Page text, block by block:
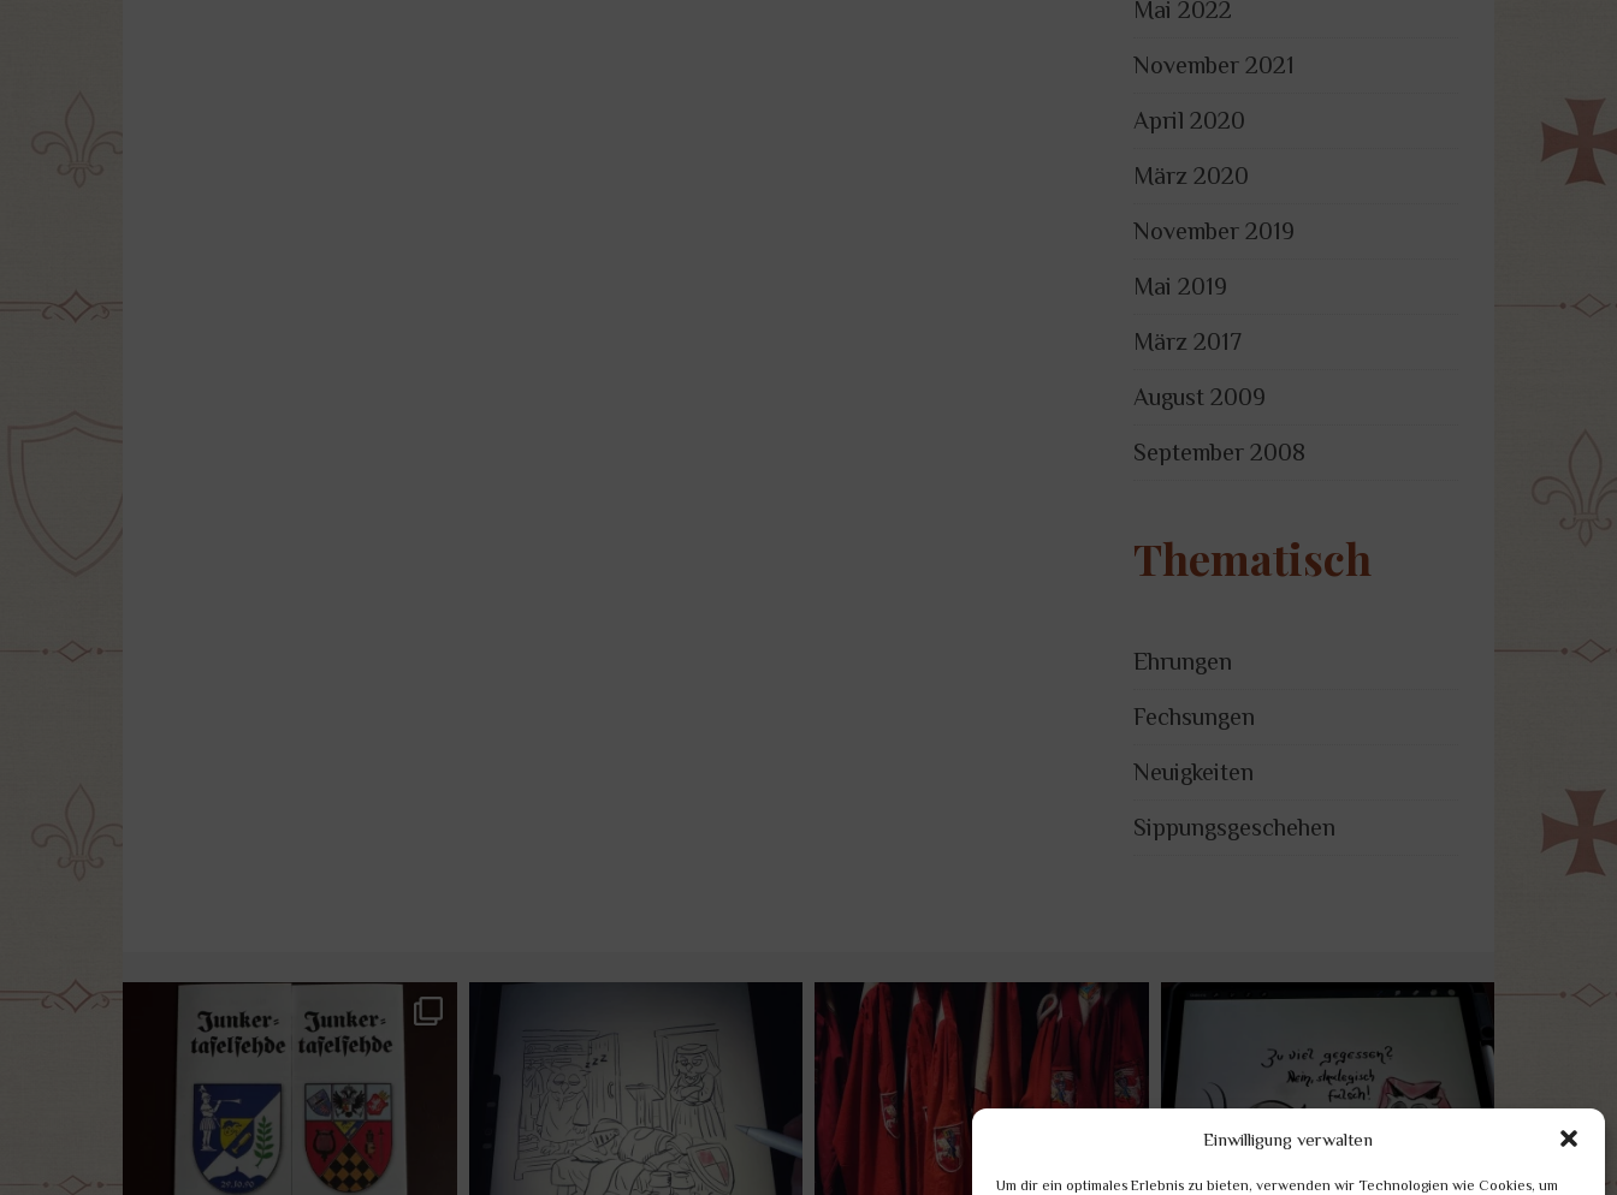
Einwilligung verwalten
Um dir ein optimales Erlebnis zu bieten, verwenden wir Technologien wie Cookies, um
Mai 2022
November 2021
April 2020
März 2020
November 2019
Mai 2019
März 2017
August 2009
September 2008
Thematisch
Ehrungen
Fechsungen
Neuigkeiten
Sippungsgeschehen